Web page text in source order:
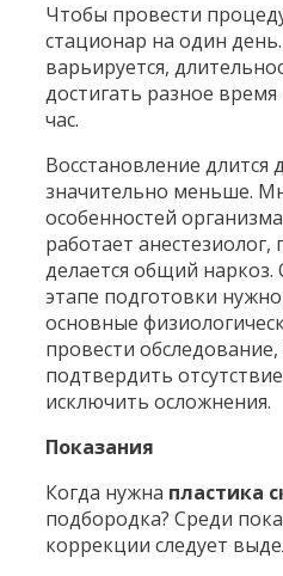
Чтобы провести
стационар на один
варьируется,
достигать разное
час.
Восстановление длится
значительно меньше.
особенностей
работает
делается общий наркоз.
этапе подготовки
основные
провести
подтвердить
исключить осложнения.
Показания
Когда нужна пластика
подбородка? Среди
коррекции следует